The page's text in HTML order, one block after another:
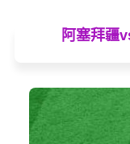
阿塞拜疆